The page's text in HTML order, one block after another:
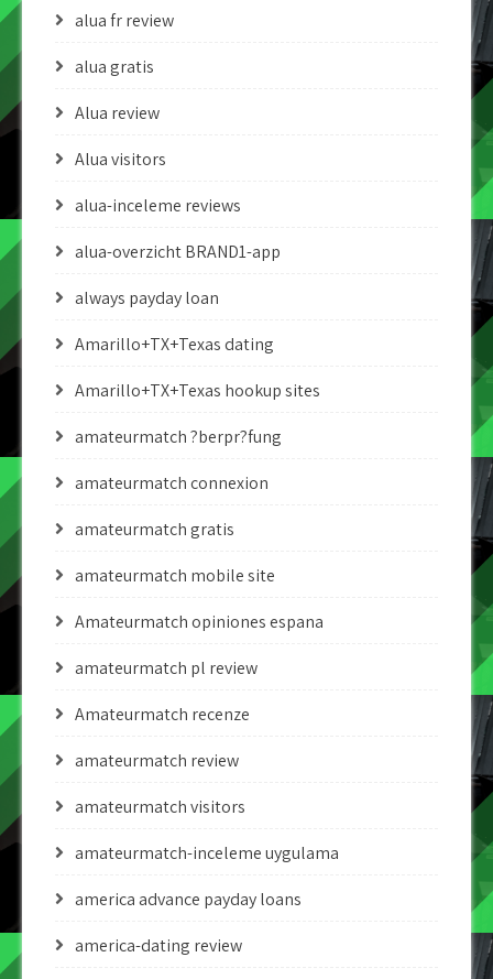
alua fr review
alua gratis
Alua review
Alua visitors
alua-inceleme reviews
alua-overzicht BRAND1-app
always payday loan
Amarillo+TX+Texas dating
Amarillo+TX+Texas hookup sites
amateurmatch ?berpr?fung
amateurmatch connexion
amateurmatch gratis
amateurmatch mobile site
Amateurmatch opiniones espana
amateurmatch pl review
Amateurmatch recenze
amateurmatch review
amateurmatch visitors
amateurmatch-inceleme uygulama
america advance payday loans
america-dating review